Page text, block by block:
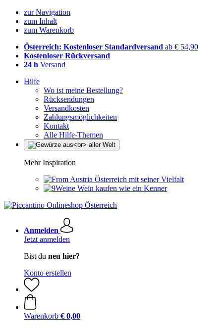
zur Navigation
zum Inhalt
zum Warenkorb
Österreich: Kostenloser Standardversand ab € 54,90
Kostenloser Rückversand
24 h Versand
Hilfe
Wo ist meine Bestellung?
Rücksendungen
Versandkosten
Zahlungsmöglichkeiten
Kontakt
Alle Hilfe-Themen
Mehr Inspiration
Österreich mit seiner Vielfalt
Wein kaufen wie ein Kenner
Anmelden
Jetzt anmelden
Bist du neu hier?
Konto erstellen
Warenkorb € 0,00